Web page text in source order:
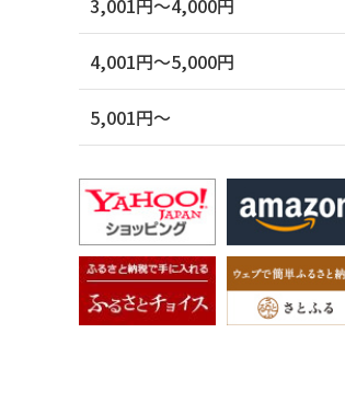
4,001円～5,000円
5,001円～